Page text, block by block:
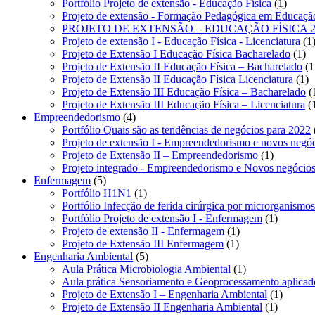
Portfólio Projeto de extensão - Educação Física 11
Projeto de extensão - Formação Pedagógica em
PROJETO DE EXTENSÃO – EDUCAÇÃO FÍSICA
Projeto de extensão I - Educação Física - Licenciatura 11
Projeto de Extensão I Educação Física Bacharelado 11
Projeto de Extensão II Educação Física – Bacharelado 1
Projeto de Extensão II Educação Física Licenciatura 11
Projeto de Extensão III Educação Física – Bacharelado
Projeto de Extensão III Educação Física – Licenciatura
Empreendedorismo 44
produtos
Portfólio Quais são as tendências de negócios para 2022
Projeto de extensão I - Empreendedorismo e novos
Projeto de Extensão II – Empreendedorismo 11
produto
Projeto integrado - Empreendedorismo e Novos negócios
Enfermagem 55
produtos
Portfólio H1N1 11
produto
Portfólio Infecção de ferida cirúrgica por
Portfólio Projeto de extensão I - Enfermagem 11
Projeto de extensão II - Enfermagem 11
produto
Projeto de Extensão III Enfermagem 11
Engenharia Ambiental 55
produtos
Aula Prática Microbiologia Ambiental 11
produto
Aula prática Sensoriamento e Geoprocessamento
Projeto de Extensão I – Engenharia Ambiental 11
Projeto de Extensão II Engenharia Ambiental 11